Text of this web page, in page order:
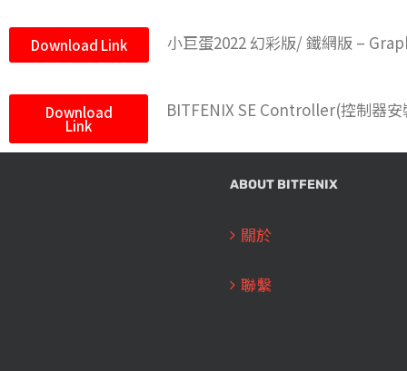
Download Link 小巨蛋2022 幻彩版/ 鐵網版 –
Download
Link
BITFENIX SE Controller(控制器
ABOUT BITFENIX
關於
聯繫